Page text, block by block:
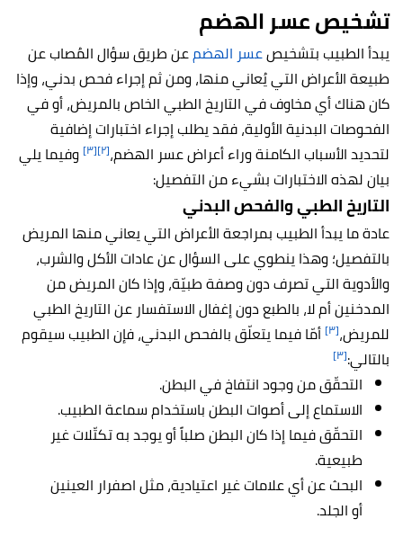
تشخيص عسر الهضم
يبدأ الطبيب بتشخيصعسر الهضمعن طريق سؤال المُصاب عن
طبيعة الأعراض التي يُعاني منها، ومن ثم إجراء فحص بدني، وإذا
كان هناك أي مخاوف في التاريخ الطبي الخاص بالمريض، أو في
الفحوصات البدنية الأولية، فقد يطلب إجراء اختبارات إضافية
لتحديد الأسباب الكامنة وراء أعراض عسر الهضم،[٢] [٣]
وفيما يلي
بيان لهذه الاختبارات بشيء من التفصيل:
التاريخ الطبي والفحص البدني
عادة ما يبدأ الطبيب بمراجعة الأعراض التي يعاني منها المريض
بالتفصيل؛ وهذا ينطوي على السؤال عن عادات الأكل والشرب،
والأدوية التي تصرف دون وصفة طبيّة، وإذا كان المريض من
المدخنين أم لا، بالطبع دون إغفال الاستفسار عن التاريخ الطبي
للمريض،[٣]
أمّا فيما يتعلّق بالفحص البدني، فإن الطبيب سيقوم
بالتالي:[٣]
التحقّق من وجود انتفاخ في البطن.
الاستماع إلى أصوات البطن باستخدام سماعة الطبيب.
التحقّق فيما إذا كان البطن صلباً أو يوجد به تكتّلات غير
طبيعية.
البحث عن أي علامات غير اعتيادية، مثل اصفرار العينين
أو الجلد.